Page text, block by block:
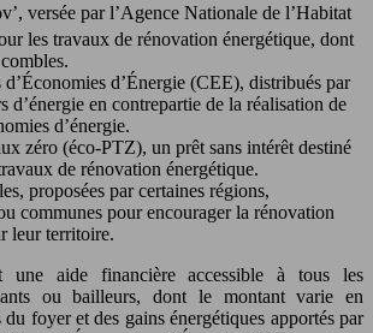
versée par l’Agence Nationale de l’Habitat
les travaux de rénovation énergétique, dont
d’Énergie (CEE), distribués par
d’énergie en contrepartie de la réalisation de
d’énergie.
zéro (éco-PTZ), un prêt sans intérêt destiné
de rénovation énergétique.
proposées par certaines régions,
communes pour encourager la rénovation
leur territoire.
une aide financière accessible à tous les
ou bailleurs, dont le montant varie en
foyer et des gains énergétiques apportés par